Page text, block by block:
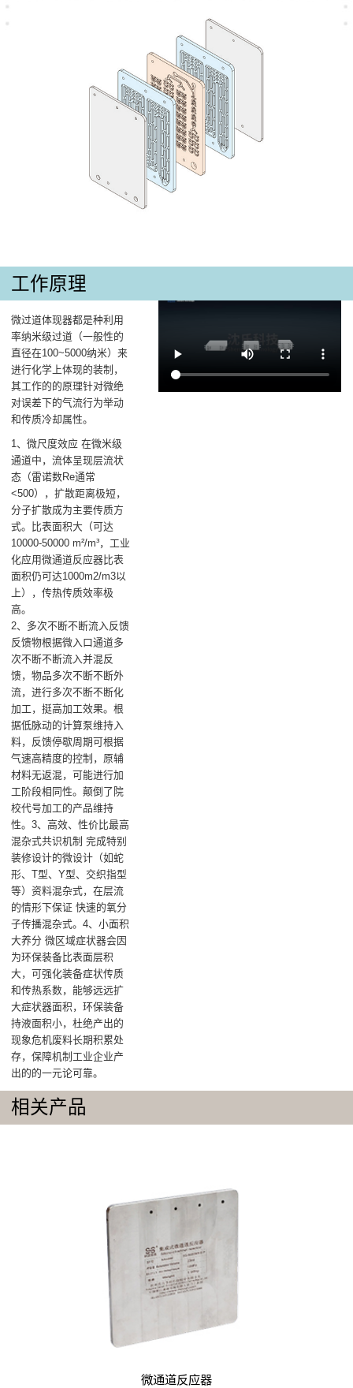
工作原理
微过道体现器都是种利用
率纳米级过道（一般性的
直径在100~5000纳米）来
进行化学上体现的装制，
其工作的的原理针对微绝
对误差下的气流行为举动
和传质冷却属性。
1、微尺度效应 在微米级
通道中，流体呈现层流状
态（雷诺数Re通常
<500），扩散距离极短，
分子扩散成为主要传质方
式。比表面积大（可达
10000-50000 m²/m³，工业
化应用微通道反应器比表
面积仍可达1000m2/m3以
上），传热传质效率极
高。
2、多次不断不断流入反馈
反馈物根据微入口通道多
次不断不断流入并混反
馈，物品多次不断不断外
流，进行多次不断不断化
加工，挺高加工效果。根
据低脉动的计算泵维持入
料，反馈停歇周期可根据
气速高精度的控制，原辅
材料无返混，可能进行加
工阶段相同性。颠倒了院
校代号加工的产品维持
性。3、高效、性价比最高
混杂式共识机制 完成特别
装修设计的微设计（如蛇
形、T型、Y型、交织指型
等）资料混杂式，在层流
的情形下保证 快速的氧分
子传播混杂式。4、小面积
大养分 微区域症状器会因
为环保装备比表面层积
大，可强化装备症状传质
和传热系数，能够远远扩
大症状器面积，环保装备
持液面积小，杜绝产出的
现象危机废料长期积累处
存，保障机制工业企业产
出的的一元论可靠。
相关产品
微通道反应器